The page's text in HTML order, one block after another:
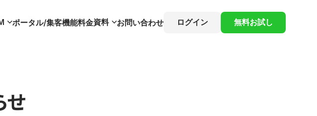
ポータル/集客機能料金資料 お問い合わせ ログイン 無料お試し
せ